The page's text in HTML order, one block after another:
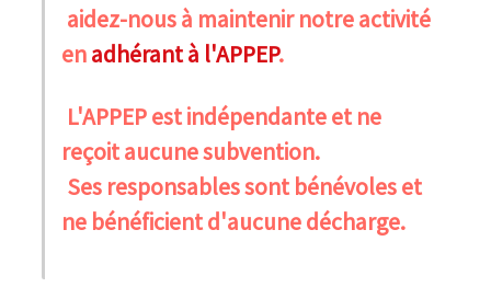
aidez-nous à maintenir notre activité
enadhérant à l'APPEP.
L'APPEP est indépendante et ne
reçoit aucune subvention.
Ses responsables sont bénévoles et
ne bénéficient d'aucune décharge.